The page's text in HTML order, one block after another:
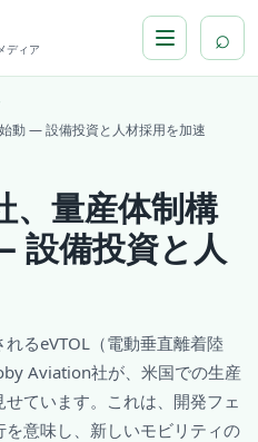
ディア ⌕
動 ― 設備投資と人材採用を加速
、量産体制構
設備投資と人
れるeVTOL（電動垂直離着陸
Aviation社が、米国での生産
ています。これは、開発フェ
意味し、新しいモビリティの